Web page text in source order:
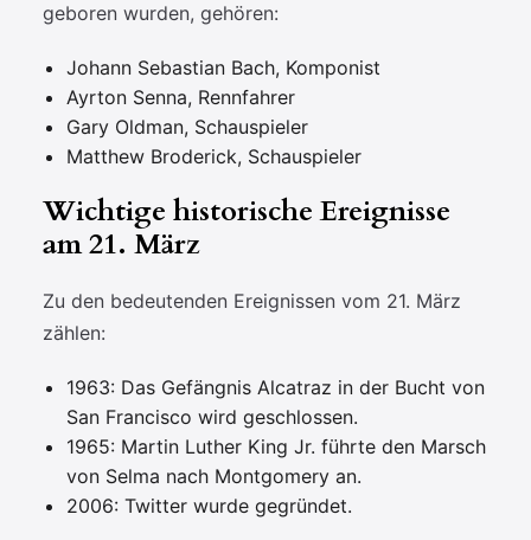
geboren wurden, gehören:
Johann Sebastian Bach, Komponist
Ayrton Senna, Rennfahrer
Gary Oldman, Schauspieler
Matthew Broderick, Schauspieler
Wichtige historische Ereignisse
am 21. März
Zu den bedeutenden Ereignissen vom 21. März
zählen:
1963: Das Gefängnis Alcatraz in der Bucht von
San Francisco wird geschlossen.
1965: Martin Luther King Jr. führte den Marsch
von Selma nach Montgomery an.
2006: Twitter wurde gegründet.